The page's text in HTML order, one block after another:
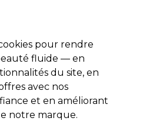
Se connecter
Electro et Matériel
et délais
la suite
pour rendre
fluide — en
du site, en
avec nos
et en améliorant
notre marque.